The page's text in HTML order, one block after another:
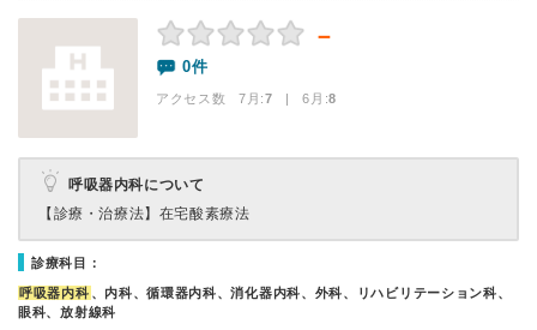
－
0件
アクセス数 7月:7 | 6月:8
呼吸器内科について
【診療・治療法】 在宅酸素療法
診療科目：
呼吸器内科 、内科、循環器内科、消化器内科、外科、リハビリテーション科、
眼科、放射線科